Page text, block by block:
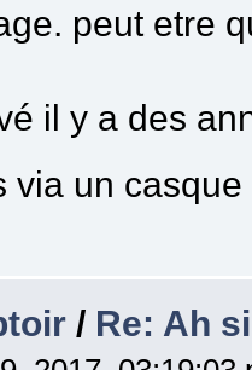
peut etre
il y a des
via un
/ Re: Ah